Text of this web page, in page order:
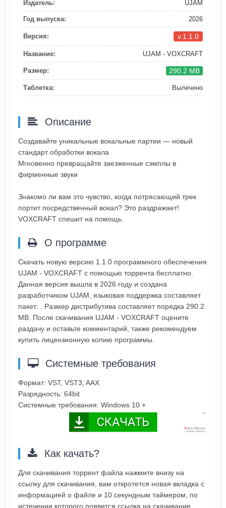
Издатель: UJAM
Год выпуска: 2026
Версия: v.1.1.0
Название: UJAM - VOXCRAFT
Размер: 290.2 MB
Таблетка: Вылечено
Описание
Создавайте уникальные вокальные партии — новый
стандарт обработки вокала
Мгновенно превращайте заезженные сэмплы в
фирменные звуки
Знакомо ли вам это чувство, когда потрясающий трек
портит посредственный вокал? Это раздражает!
VOXCRAFT спешит на помощь.
О программе
Скачать новую версию 1.1.0 программного обеспечения
UJAM - VOXCRAFT с помощью торрента бесплатно.
Данная версия вышла в 2026 году и создана
разработчиком UJAM, языковая поддержка составляет
пакет: . Размер дистрибутива составляет порядка 290.2
MB. После скачивания UJAM - VOXCRAFT оцените
раздачу и оставьте комментарий, также рекомендуем
купить лицензионную копию программы.
Системные требования
Формат: VST, VST3, AAX
Разрядность: 64bit
Системные требования: Windows 10 +
Как качать?
Для скачивания торрент файла нажмите внизу на
ссылку для скачивания, вам откротется новая вкладка с
информацией о файле и 10 секундным таймером, по
истечении которого появится ссылка на скачивание.